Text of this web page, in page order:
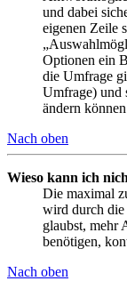
und dabei
eigenen Zeile
Optionen ein
die Umfrage
Umfrage) und
ändern
Nach oben
Wieso kann ich
Die maximal
wird durch die
glaubst, mehr
benötigen,
Nach oben